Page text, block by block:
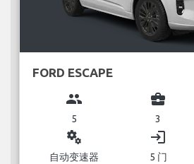
FORD ESCAPE
group
5
business_center
3
miscellaneous_services
自动变速器
login
5 门